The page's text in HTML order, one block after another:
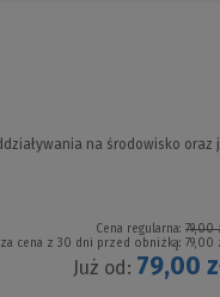
na środowisko oraz
Cena regularna: 79,00
cena z 30 dni przed obniżką: 79,00
Już od: 79,00